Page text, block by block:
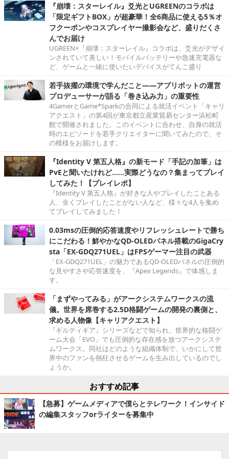
『崩壊：スターレイル』爻光とUGREENのコラボは
「限定ギフトBOX」が超豪華！全6商品に使える5％オ
フクーポンやコスプレイヤー撮影会など、盛りだくさ
んでお届け
UGREEN×『崩壊：スターレイル』コラボは、爻光がデザイ
ンされていて美しい！モバイルバッテリーや急速充電器な
ど、ゲームと一緒に使いたいデバイスがてんこ盛り
若手抜擢の環境で学んだこと――アプリボットの運営
プロデューサーが語る「巻き込み力」の重要性
4GamerとGame*Sparkの合同による就活イベント「キャリ
アクエスト」の第4回が東京都立産業貿易センター浜松町
館で開催されました。このイベントに合わせ、自身の就活
時のエピソードを若手クリエイターに聞いてみたので、そ
の模様をお届けします。
『Identity V 第五人格』の新モード「手記の加筆」は
PvEと聞いたけれど……実際どうなの？集まってプレイ
してみた！【プレイレポ】
『Identity V 第五人格』が好きな人やプレイしたことある
人、全くプレイしたことがない人など、様々な4人を集め
てプレイしてみました！
0.03msの圧倒的応答速度やリフレッシュレートで勝ち
にこだわる！鮮やかなQD-OLEDパネル搭載のGigaCry
sta「EX-GDQ271UEL」はFPSゲーマー注目の武器
「EX-GDQ271UEL」の魅力であるQD-OLEDパネルの圧倒的
な見やすさや応答速度を、『Apex Legends』で体感しま
す。
「まずやってみる」がアークシステムワークスの流
儀。世界を席巻する2.5D格闘ゲームの開発の裏側と、
求める人物像【キャリアクエスト】
『ギルティギア』シリーズなどで知られ、世界的な格闘ゲ
ーム大会「EVO」でも圧倒的な存在感を放つアークシステ
ムワークス。同社はどのような組織体制で、いかにして世
界中のファンを熱狂させるゲームを生み出しているのでし
ょうか。
おすすめ記事
【急募】ゲームメディアで僕らとテレワーク！インサイド
の編集スタッフorライターを募集中